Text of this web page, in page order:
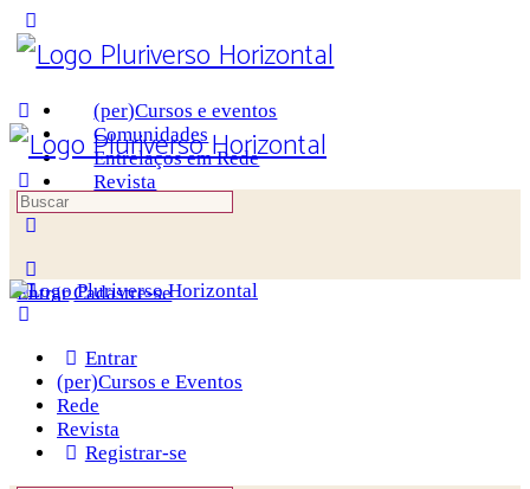
(per)Cursos e eventos
Comunidades
Entrelaços em Rede
Revista
Entrar Cadastre-se
Entrar
(per)Cursos e Eventos
Rede
Revista
Registrar-se